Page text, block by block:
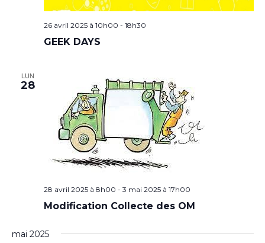
26 avril 2025 à 10h00 - 18h30
GEEK DAYS
LUN
28
28 avril 2025 à 8h00 - 3 mai 2025 à 17h00
Modification Collecte des OM
mai 2025